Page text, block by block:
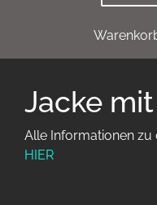
Jacke
Alle Informationen zu
HIER